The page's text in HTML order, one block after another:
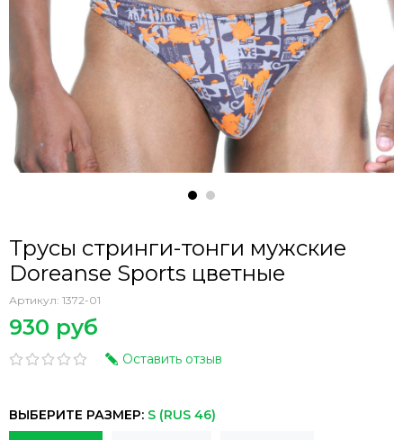
Трусы стринги-тонги мужские
Doreanse Sports цветные
Артикул: 1372-01
930 руб
Оставить отзыв
ВЫБЕРИТЕ РАЗМЕР: S (RUS 46)